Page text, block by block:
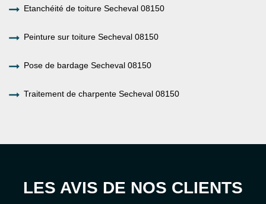
Etanchéité de toiture Secheval 08150
Peinture sur toiture Secheval 08150
Pose de bardage Secheval 08150
Traitement de charpente Secheval 08150
LES AVIS DE NOS CLIENTS